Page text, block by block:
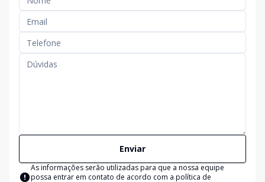
Enviar
As informações serão utilizadas para que a nossa equipe
possa entrar em contato de acordo com a política de